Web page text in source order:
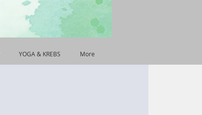
YOGA & KREBS More